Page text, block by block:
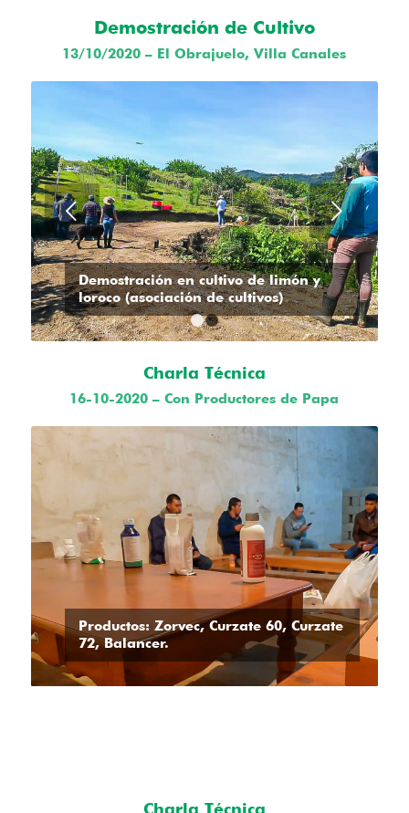
Demostración de Cultivo
13/10/2020 – El Obrajuelo, Villa Canales
Demostración en cultivo de limón y
loroco (asociación de cultivos)
Posterior
1 2
Charla Técnica
16-10-2020 – Con Productores de Papa
Productos: Zorvec, Curzate 60, Curzate
72, Balancer.
Charla Técnica